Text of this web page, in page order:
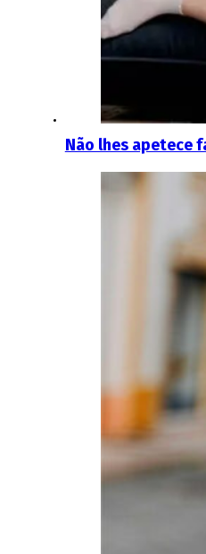
Não lhes apetece